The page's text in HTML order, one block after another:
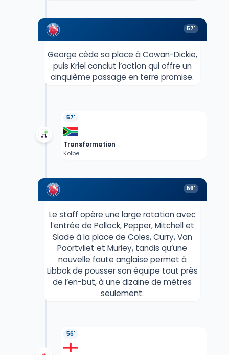
57'
George cède sa place à Cowan-Dickie,
puis Kriel conclut l’action qui offre un
cinquième passage en terre promise.
57'
Transformation
Kolbe
56'
Le staff opère une large rotation avec
l’entrée de Pollock, Pepper, Mitchell et
Slade à la place de Coles, Curry, Van
Poortvliet et Murley, tandis qu’une
nouvelle faute anglaise permet à
Libbok de pousser son équipe tout près
de l’en-but, à une dizaine de mètres
seulement.
56'